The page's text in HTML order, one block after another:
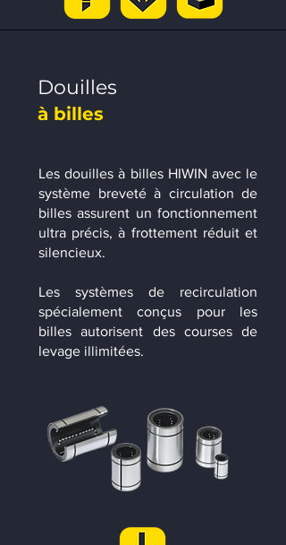
Douilles
à billes
Les douilles à billes HIWIN avec le
système breveté à circulation de
billes assurent un fonctionnement
ultra précis, à frottement réduit et
silencieux.
Les systèmes de recirculation
spécialement conçus pour les
billes autorisent des courses de
levage illimitées.